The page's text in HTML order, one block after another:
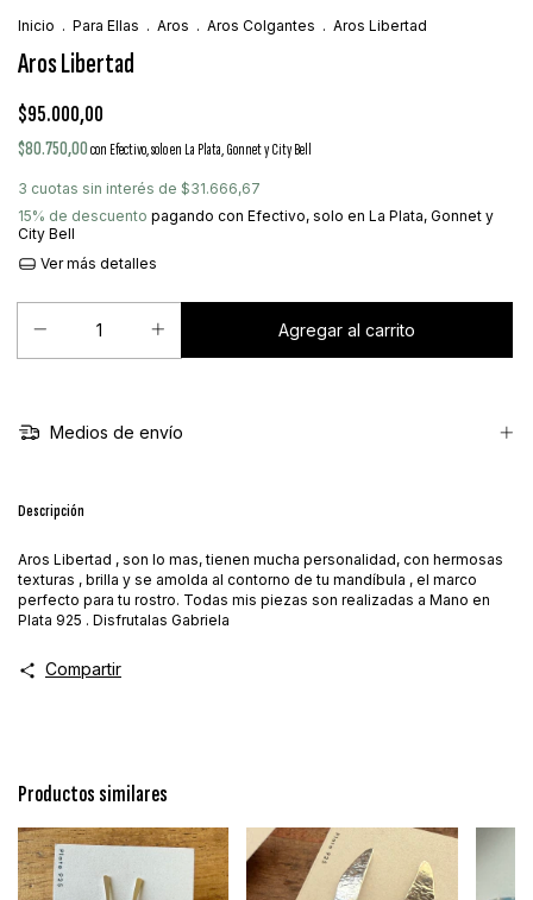
Inicio . Para Ellas . Aros . Aros Colgantes . Aros Libertad
Aros Libertad
$95.000,00
$80.750,00con Efectivo, solo en La Plata, Gonnet y City Bell
3 cuotas sin interés de $31.666,67
15% de descuento pagando con Efectivo, solo en La Plata, Gonnet y
City Bell
Ver más detalles
Medios de envío
Descripción
Aros Libertad , son lo mas, tienen mucha personalidad, con hermosas
texturas , brilla y se amolda al contorno de tu mandíbula , el marco
perfecto para tu rostro. Todas mis piezas son realizadas a Mano en
Plata 925 . Disfrutalas Gabriela
Compartir
Productos similares